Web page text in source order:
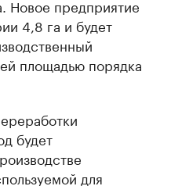
Новое предприятие
4,8 га и будет
площадью порядка
будет
для